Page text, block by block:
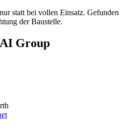
statt bei vollen Einsatz. Gefunden
der Baustelle.
Group